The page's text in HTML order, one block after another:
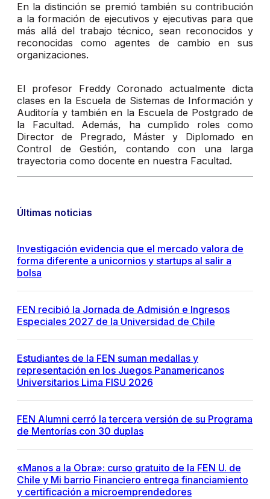
En la distinción se premió también su contribución
a la formación de ejecutivos y ejecutivas para que
más allá del trabajo técnico, sean reconocidos y
reconocidas como agentes de cambio en sus
organizaciones.
El profesor Freddy Coronado actualmente dicta
clases en la Escuela de Sistemas de Información y
Auditoría y también en la Escuela de Postgrado de
la Facultad. Además, ha cumplido roles como
Director de Pregrado, Máster y Diplomado en
Control de Gestión, contando con una larga
trayectoria como docente en nuestra Facultad.
Últimas noticias
Investigación evidencia que el mercado valora de
forma diferente a unicornios y startups al salir a
bolsa
FEN recibió la Jornada de Admisión e Ingresos
Especiales 2027 de la Universidad de Chile
Estudiantes de la FEN suman medallas y
representación en los Juegos Panamericanos
Universitarios Lima FISU 2026
FEN Alumni cerró la tercera versión de su Programa
de Mentorías con 30 duplas
«Manos a la Obra»: curso gratuito de la FEN U. de
Chile y Mi barrio Financiero entrega financiamiento
y certificación a microemprendedores